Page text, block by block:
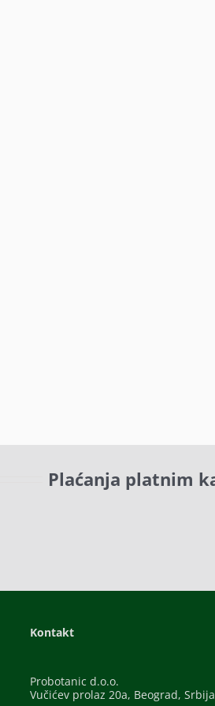
Plaćanja platnim
Kontakt
Probotanic d.o.o.
Vučićev prolaz 20a, Beograd, Srbija